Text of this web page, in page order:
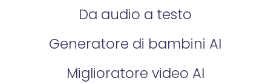
Da audio a testo
Generatore di bambini AI
Miglioratore video AI